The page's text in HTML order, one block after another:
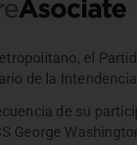
el
de la
de su
George